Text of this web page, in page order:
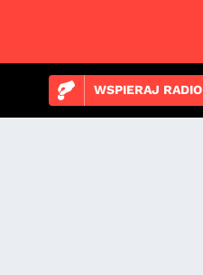
WSPIERAJ RADIO